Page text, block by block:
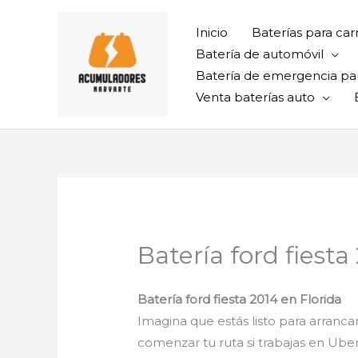
Inicio
Baterías para
Batería de automóvil
Batería de emergencia
Venta baterías auto
Batería ford fiesta
Batería ford fiesta 2014 en Florida
Imagina que estás listo para
comenzar tu ruta si trabajas en